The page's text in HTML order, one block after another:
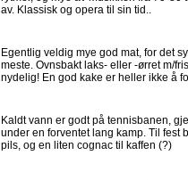
av. Klassisk og opera til sin tid..
Egentlig veldig mye god mat, for det
meste. Ovnsbakt laks- eller -ørret m/
nydelig! En god kake er heller ikke å
Kaldt vann er godt på tennisbanen,
under en forventet lang kamp. Til fest
pils, og en liten cognac til kaffen (?)